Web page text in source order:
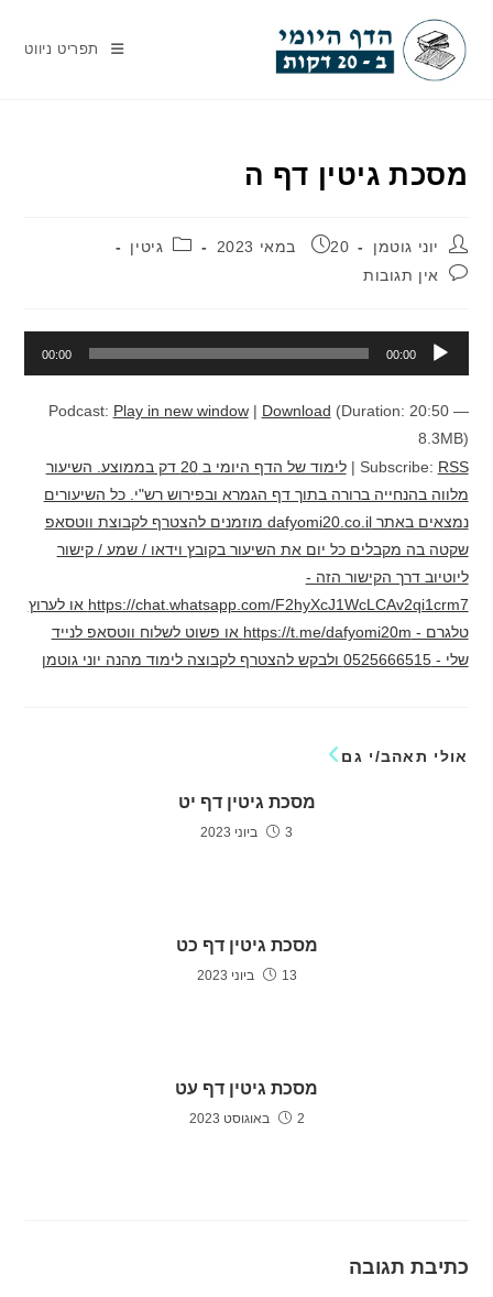
content
תפריט ניווט
מסכת גיטין דף ה
מחבר:יוני גוטמן פורסם:
20 במאי 2023 קטגוריה:
גיטין
תגובות:אין תגובות
00:00
00:00
Podcast: Play in new window| Download (Duration: 20:50 —
8.3MB)
Subscribe: RSS
|
לימוד של הדף היומי ב 20 דק בממוצע. השיעור
מלווה בהנחייה ברורה בתוך דף הגמרא ובפירוש רש"י. כל השיעורים
נמצאים באתר dafyomi20.co.il מוזמנים להצטרף לקבוצת ווטסאפ
שקטה בה מקבלים כל יום את השיעור בקובץ וידאו / שמע / קישור
ליוטיוב דרך הקישור הזה -
https://chat.whatsapp.com/F2hyXcJ1WcLCAv2qi1crm7 או לערוץ
טלגרם - https://t.me/dafyomi20m או פשוט לשלוח ווטסאפ לנייד
שלי - 0525666515 ולבקש להצטרף לקבוצה לימוד מהנה יוני גוטמן
אולי תאהב/י גם
מסכת גיטין דף יט
3 ביוני 2023
מסכת גיטין דף כט
13 ביוני 2023
מסכת גיטין דף עט
2 באוגוסט 2023
כתיבת תגובה